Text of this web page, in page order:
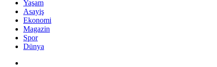
Yaşam
Asayiş
Ekonomi
Magazin
Spor
Dünya